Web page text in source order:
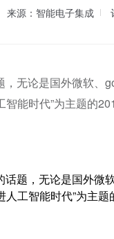
来源：智能电子集成
，无论是国外微软
智能时代”为主题的
，无论是国外微
人工智能时代”为主